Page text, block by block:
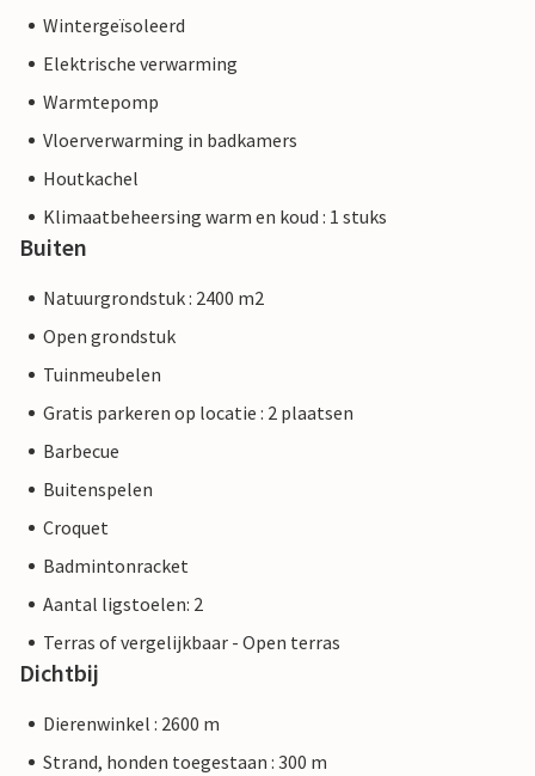
Wintergeïsoleerd
Elektrische verwarming
Warmtepomp
Vloerverwarming in badkamers
Houtkachel
Klimaatbeheersing warm en koud : 1 stuks
Buiten
Natuurgrondstuk : 2400 m2
Open grondstuk
Tuinmeubelen
Gratis parkeren op locatie : 2 plaatsen
Barbecue
Buitenspelen
Croquet
Badmintonracket
Aantal ligstoelen: 2
Terras of vergelijkbaar - Open terras
Dichtbij
Dierenwinkel : 2600 m
Strand, honden toegestaan : 300 m